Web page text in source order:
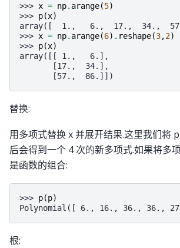
>>> x = np. arange(5)
>>> p(x)
array([  1.,   6.,  17.,  34.,
>>> x = np. arange(6) . reshape(3,2)
>>> p(x)
array([[ 1.,   6.],
       [17.,  34.],
       [57.,  86.]])
替换:
用多项式替换 x 并展开结果.这里我们将
后会得到一个 4 次的新多项式.如果将多
是函数的组合:
>>> p(p)
Polynomial([ 6., 16., 36., 36.,
根: